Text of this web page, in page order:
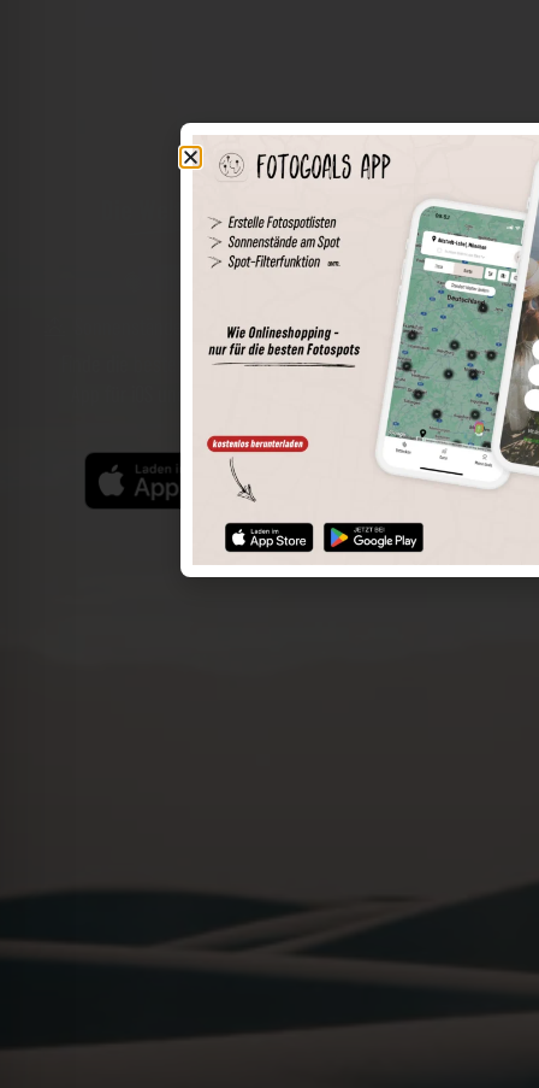
Die Welt der Orte in deiner Tasche
Spots speichern
Sonnenstände am Spot
Spotdetails
Filterfunktion
Finde die besten Fotospots noch einfacher mit unserer
App für iOS und Android und genieße einen größeren